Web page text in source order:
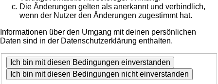
Die Änderungen gelten als anerkannt und verbindlich,
wenn der Nutzer den Änderungen zugestimmt hat.
Informationen über den Umgang mit deinen persönlichen
Daten sind in der Datenschutzerklärung enthalten.